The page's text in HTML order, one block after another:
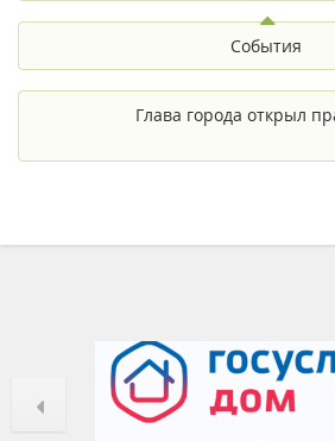
События
Глава города открыл